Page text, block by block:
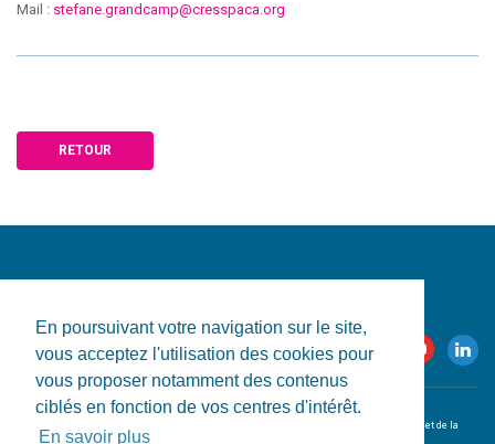
En poursuivant votre navigation sur le site,
vous acceptez l'utilisation des cookies pour
vous proposer notamment des contenus
ciblés en fonction de vos centres d'intérêt.
En savoir plus
Mail : stefane.grandcamp@cresspaca.org
RETOUR
© 2026 CRESS-PACA. Tous droits réservés.
conditions d'utilisation et de la